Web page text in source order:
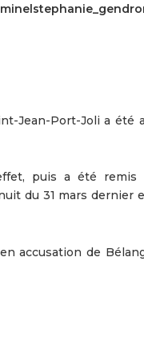
Jean-Port-Joli a été
puis a été
du 31 mars dernier
accusation de